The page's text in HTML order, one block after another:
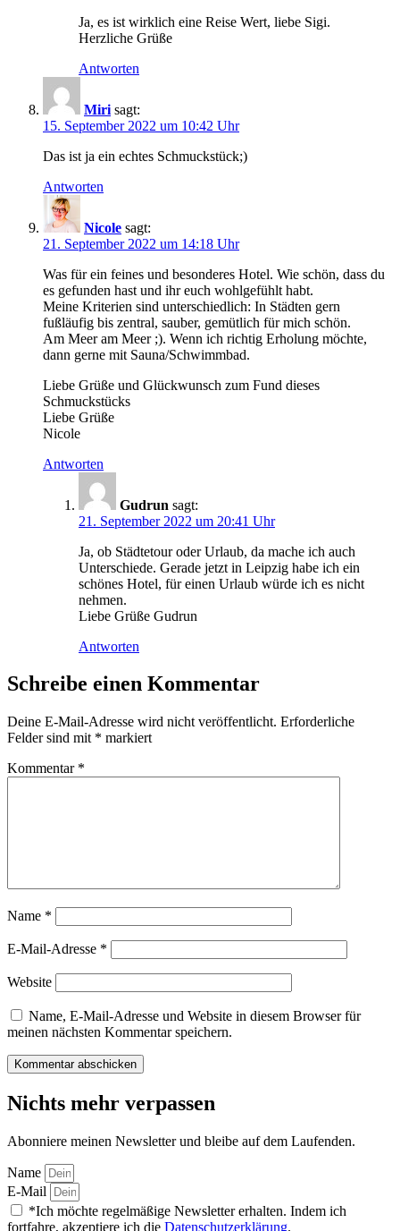
Ja, es ist wirklich eine Reise Wert, liebe Sigi.
Herzliche Grüße
Antworten
Miri sagt:
15. September 2022 um 10:42 Uhr
Das ist ja ein echtes Schmuckstück;)
Antworten
Nicole sagt:
21. September 2022 um 14:18 Uhr
Was für ein feines und besonderes Hotel. Wie schön, dass du
es gefunden hast und ihr euch wohlgefühlt habt.
Meine Kriterien sind unterschiedlich: In Städten gern
fußläufig bis zentral, sauber, gemütlich für mich schön.
Am Meer am Meer ;). Wenn ich richtig Erholung möchte,
dann gerne mit Sauna/Schwimmbad.
Liebe Grüße und Glückwunsch zum Fund dieses
Schmuckstücks
Liebe Grüße
Nicole
Antworten
Gudrun sagt:
21. September 2022 um 20:41 Uhr
Ja, ob Städtetour oder Urlaub, da mache ich auch
Unterschiede. Gerade jetzt in Leipzig habe ich ein
schönes Hotel, für einen Urlaub würde ich es nicht
nehmen.
Liebe Grüße Gudrun
Antworten
Schreibe einen Kommentar
Deine E-Mail-Adresse wird nicht veröffentlicht. Erforderliche
Felder sind mit * markiert
Kommentar *
Name *
E-Mail-Adresse *
Website
Name, E-Mail-Adresse und Website in diesem Browser für
meinen nächsten Kommentar speichern.
Nichts mehr verpassen
Abonniere meinen Newsletter und bleibe auf dem Laufenden.
Name
E-Mail
*Ich möchte regelmäßige Newsletter erhalten. Indem ich
fortfahre, akzeptiere ich die Datenschutzerklärung.